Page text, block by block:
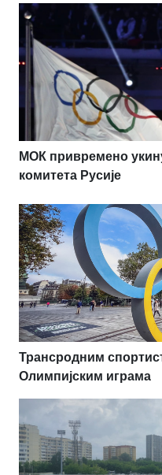
МОК привремено
комитета Русије
Трансродним
Олимпијским играма